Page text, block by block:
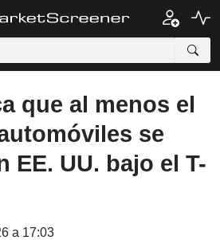
que al menos el
se
EE. UU. bajo el T-
a 17:03